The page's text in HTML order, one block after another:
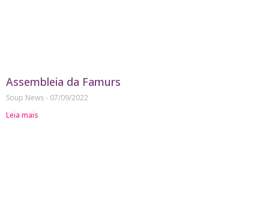
Assembleia da Famurs
Soup News
07/09/2022
Leia mais